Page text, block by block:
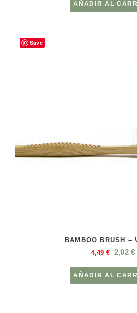
AÑADIR AL
Save
BAMBOO BRUSH –
4,49€ 2,92€
AÑADIR AL